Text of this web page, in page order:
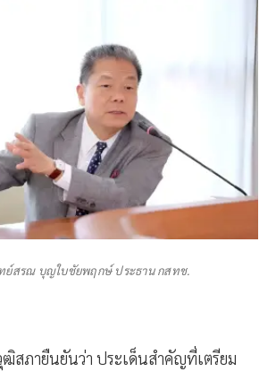
ย์สรณ บุญใบชัยพฤกษ์ ประธาน กสทช.
ฒิสภายืนยันว่า ประเด็นสำคัญที่เตรียม